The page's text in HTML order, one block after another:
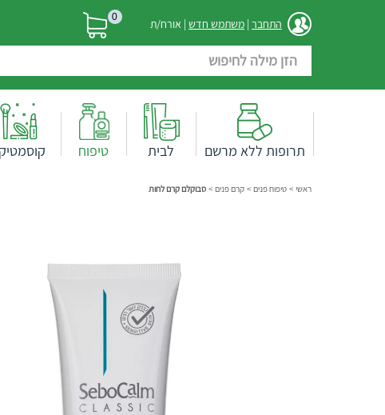
התחבר | משתמש חדש | אורח/ת 0
תרופות ללא מרשם לבית טיפוח
ראשי > טיפוח פנים > קרם פנים > סבוקלם קרם לחות